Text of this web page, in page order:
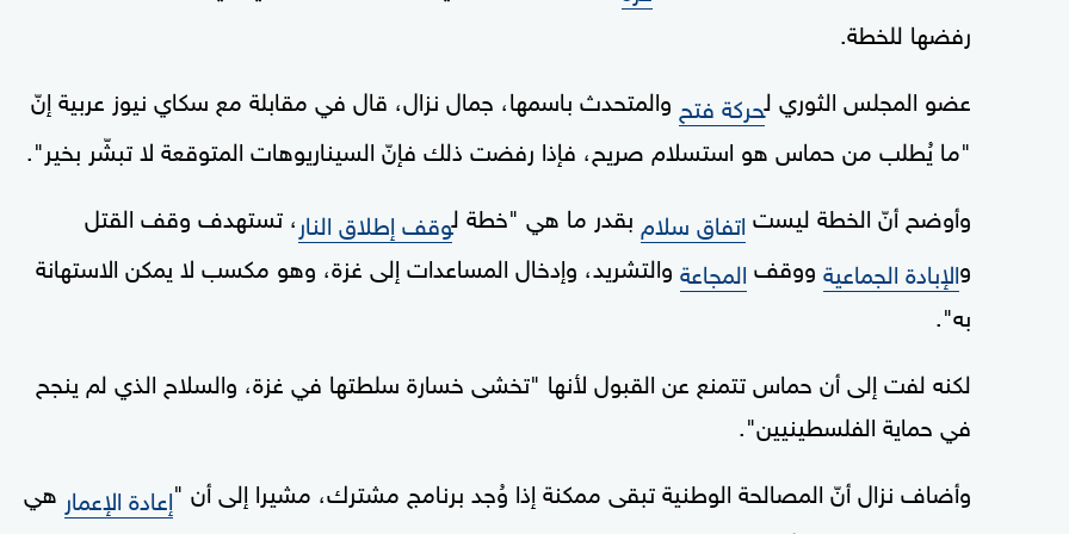
رفضها للخطة.
عضو المجلس الثوري لحركة فتح والمتحدث باسمها، جمال نزال، قال في مقابلة مع سكاي نيوز عربية إنّ
"ما يُطلب من حماس هو استسلام صريح، فإذا رفضت ذلك فإنّ السيناريوهات المتوقعة لا تبشّر بخير".
وأوضح أنّ الخطة ليست اتفاق سلام بقدر ما هي "خطة لوقف إطلاق النار، تستهدف وقف القتل
والإبادة الجماعية ووقف المجاعة والتشريد، وإدخال المساعدات إلى غزة، وهو مكسب لا يمكن الاستهانة
به".
لكنه لفت إلى أن حماس تتمنع عن القبول لأنها "تخشى خسارة سلطتها في غزة، والسلاح الذي لم ينجح
في حماية الفلسطينيين".
وأضاف نزال أنّ المصالحة الوطنية تبقى ممكنة إذا وُجد برنامج مشترك، مشيرا إلى أن "إعادة الإعمار هي